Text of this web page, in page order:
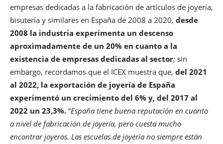
empresas dedicadas a la fabricación de artículos de joyería,
bisutería y similares en España de 2008 a 2020, desde
2008 la industria experimenta un descenso
aproximadamente de un 20% en cuanto a la
existencia de empresas dedicadas al sector; sin
embargo, recordamos que el ICEX muestra que, del 2021
al 2022, la exportación de joyería de España
experimentó un crecimiento del 6% y, del 2017 al
2022 un 23,3%. “España tiene buena reputación en cuanto
a nivel de fabricación de joyería, pero cuesta mucho
encontrar joyeros. Las escuelas de joyería no siempre están